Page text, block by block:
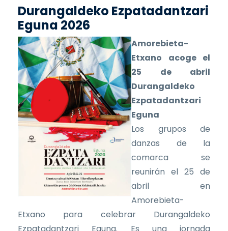
Durangaldeko Ezpatadantzari
Eguna 2026
Amorebieta-
Etxano acoge el
25 de abril
Durangaldeko
Ezpatadantzari
Eguna
Los grupos de
danzas de la
comarca se
reunirán el 25 de
abril en
Amorebieta-
Etxano para celebrar Durangaldeko
Ezpatadantzari Eguna. Es una jornada